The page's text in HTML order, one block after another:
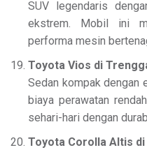
SUV legendaris
ekstrem. Mobil ini
performa mesin
Toyota Vios di
Sedan kompak dengan
biaya perawatan
sehari-hari dengan
Toyota Corolla Altis